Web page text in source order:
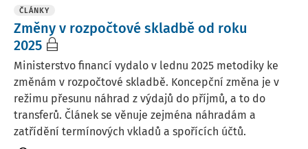
ČLÁNKY
Změny v rozpočtové skladbě od roku
2025
Ministerstvo financí vydalo v lednu 2025 metodiky ke
změnám v rozpočtové skladbě. Koncepční změna je v
režimu přesunu náhrad z výdajů do příjmů, a to do
transferů. Článek se věnuje zejména náhradám a
zatřídění termínových vkladů a spořících účtů.